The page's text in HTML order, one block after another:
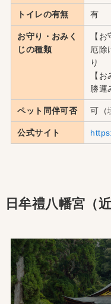
トイレの有無 有
お守り・おみく
じの種類
【お
厄除
り
【お
勝運
ペット同伴可否 可（
公式サイト
日牟禮八幡宮（